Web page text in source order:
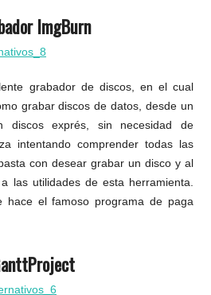
ImgBurn
grabador de discos, en el cual
grabar discos de datos, desde un
discos exprés, sin necesidad de
intentando comprender todas las
con desear grabar un disco y al
las utilidades de esta herramienta.
hace el famoso programa de paga